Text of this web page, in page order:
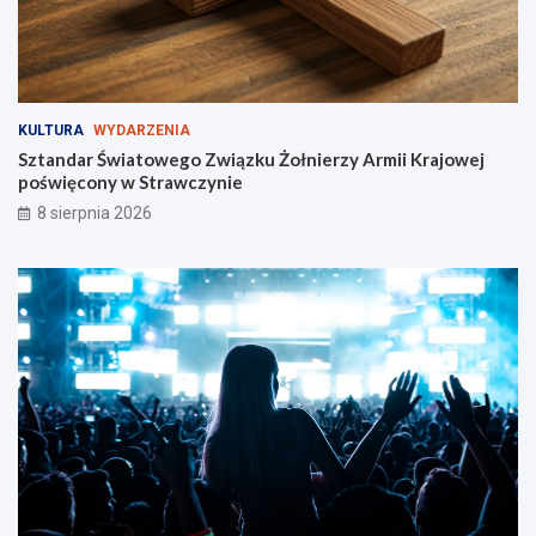
i
s
t
ó
i
p
i
e
y
c
h
KULTURA WYDARZENIA
Sztandar Światowego Związku Żołnierzy Armii Krajowej
poświęcony w Strawczynie
8 sierpnia 2026